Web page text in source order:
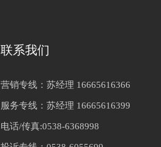
联系我们
营销专线：苏经理 16665616366
服务专线：苏经理 16665616399
电话/传真:0538-6368998